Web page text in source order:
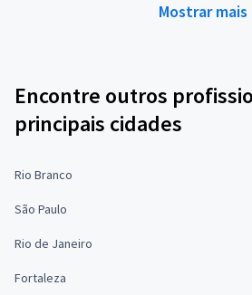
Mostrar mais
Encontre outros
principais cidades
Rio Branco
São Paulo
Rio de Janeiro
Fortaleza